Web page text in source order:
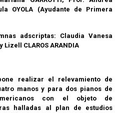
OYOLA (Ayudante de Primera
adscriptas: Claudia Vanesa
Lizell CLAROS ARANDIA
realizar el relevamiento de
manos y para dos pianos de
con el objeto de
halladas al plan de estudios